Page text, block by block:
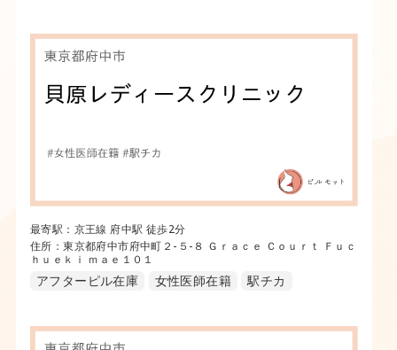
最寄駅：京王線 府中駅 徒歩2分
住所：東京都府中市府中町２-５-８ Ｇｒａｃｅ Ｃｏｕｒｔ Ｆｕｃ
ｈｕｅｋｉ ｍａｅ１０１
アフターピル在庫 女性医師在籍 駅チカ